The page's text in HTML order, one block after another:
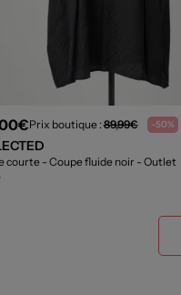
- Outlet
Prix boutique :89,99€ -50%
courte - Coupe fluide noir - Outlet